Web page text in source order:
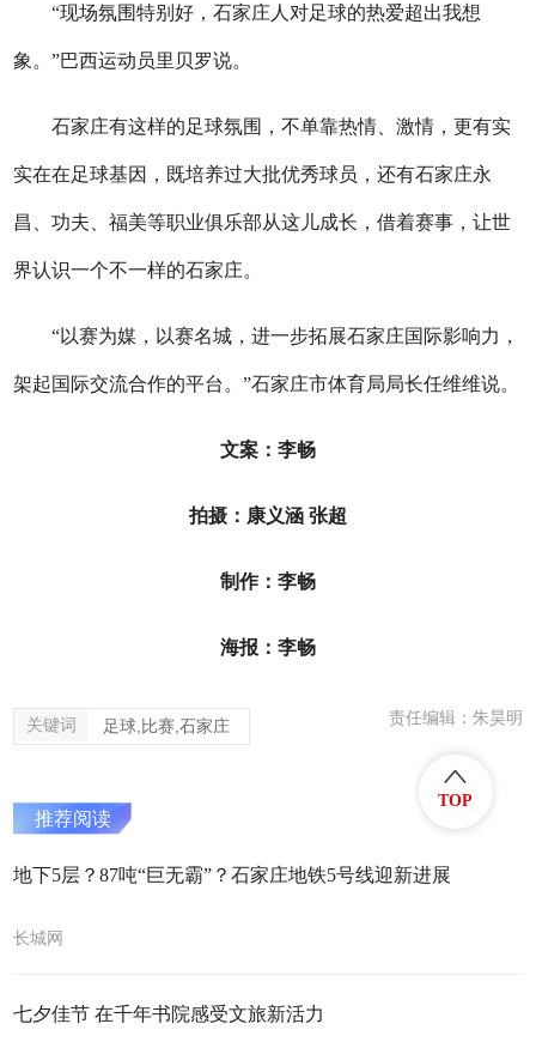
“现场氛围特别好，石家庄人对足球的热爱超出我想
象。”巴西运动员里贝罗说。
石家庄有这样的足球氛围，不单靠热情、激情，更有实
实在在足球基因，既培养过大批优秀球员，还有石家庄永
昌、功夫、福美等职业俱乐部从这儿成长，借着赛事，让世
界认识一个不一样的石家庄。
“以赛为媒，以赛名城，进一步拓展石家庄国际影响力，
架起国际交流合作的平台。”石家庄市体育局局长任维维说。
文案：李畅
拍摄：康义涵 张超
制作：李畅
海报：李畅
关键词 足球,比赛,石家庄 责任编辑：朱昊明
推荐阅读
地下5层？87吨“巨无霸”？石家庄地铁5号线迎新进展
长城网
七夕佳节 在千年书院感受文旅新活力
TOP